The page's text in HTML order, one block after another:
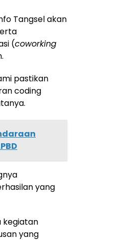
Tangsel akan
(coworking
pastikan
coding
yang
kegiatan
yang